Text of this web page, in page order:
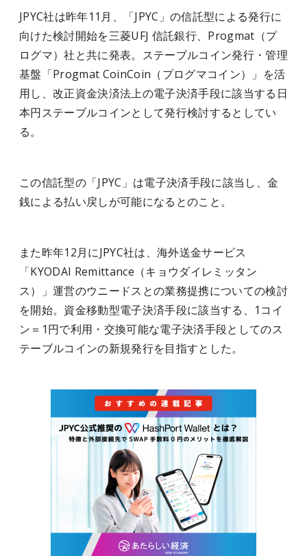
JPYC社は昨年11月、「JPYC」の信託型による発行に
向けた検討開始を三菱UFJ 信託銀行、Progmat（プ
ログマ）社と共に発表。ステーブルコイン発行・管理
基盤「Progmat CoinCoin（プログマコイン）」を活
用し、改正資金決済法上の電子決済手段に該当する日
本円ステーブルコインとして発行検討するとしてい
る。
この信託型の「JPYC」は電子決済手段に該当し、金
銭による払い戻しが可能になるとのこと。
また昨年12月にJPYC社は、海外送金サービス
「KYODAI Remittance（キョウダイレミッタン
ス）」運営のウニードスとの業務提携についての検討
を開始。資金移動型電子決済手段に該当する、1コイ
ン＝1円で利用・交換可能な電子決済手段としてのス
テーブルコインの新規発行を目指すとした。